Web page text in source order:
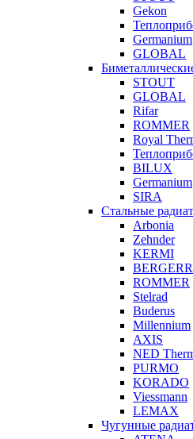
Gekon
Germanium
GLOBAL
STOUT
GLOBAL
Rifar
ROMMER
Royal
BILUX
Germanium
SIRA
Стальные
Arbonia
Zehnder
KERMI
BERGERR
ROMMER
Stelrad
Buderus
Millennium
AXIS
NED
PURMO
KORADO
Viessmann
LEMAX
Чугунные